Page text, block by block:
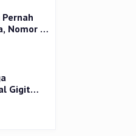
Pernah
Nomor 1
Gigit